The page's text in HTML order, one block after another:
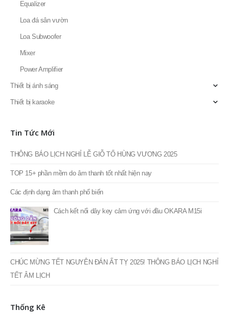
Thiết bị âm thanh
Compressor
Crossover
Effect
Equalizer
Loa đá sân vườn
Loa Subwoofer
Power Amplifier
Thiết bị ánh sáng
Thiết bị karaoke
Tin Tức Mới
THÔNG BÁO LỊCH NGHỈ LỄ GIỖ TỔ HÙNG VƯƠNG 2025
TOP 15+ phần mềm do âm thanh tốt nhất hiện nay
Các định dạng âm thanh phổ biến